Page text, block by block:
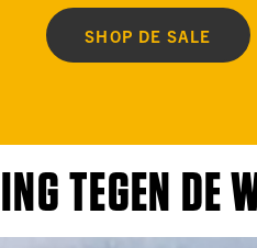
SHOP DE SALE
TEGEN DE